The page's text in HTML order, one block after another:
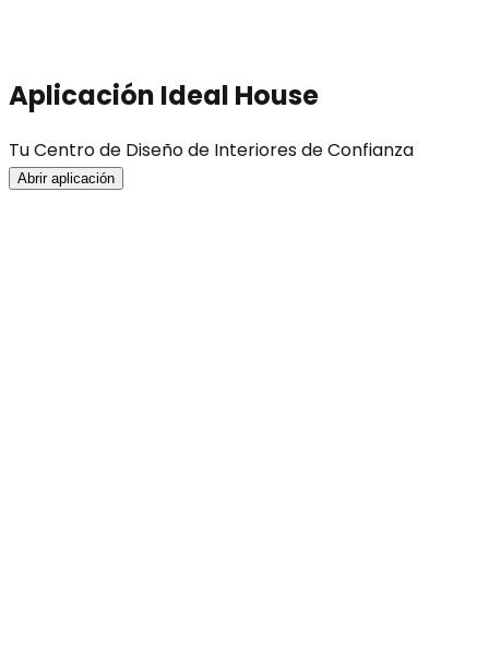
Aplicación Ideal House
Tu Centro de Diseño de Interiores de Confianza
Abrir aplicación